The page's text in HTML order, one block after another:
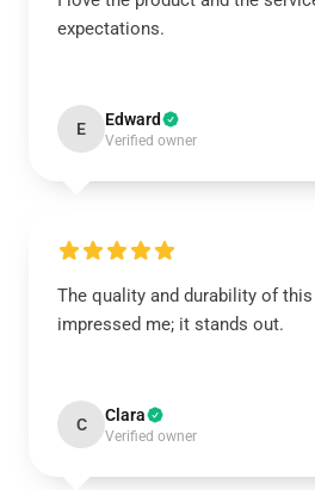
expectations.
E Edward
Verified owner
The quality and durability of
impressed me; it stands out.
C Clara
Verified owner